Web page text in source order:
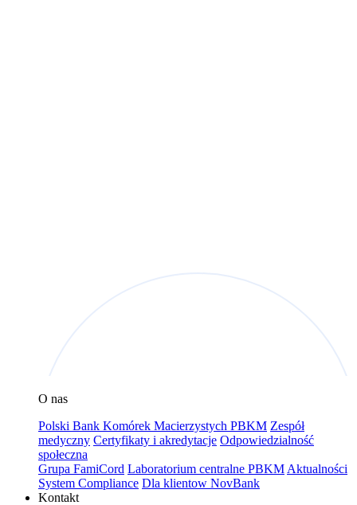
O nas
Polski Bank Komórek Macierzystych PBKM Zespół
medyczny Certyfikaty i akredytacje Odpowiedzialność
społeczna
Grupa FamiCord Laboratorium centralne PBKM Aktualności
System Compliance Dla klientow NovBank
Kontakt